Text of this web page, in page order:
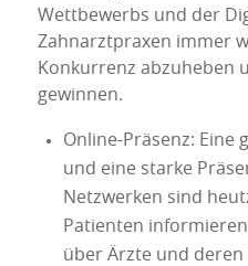
Wettbewerbs und der
Zahnarztpraxen immer
Konkurrenz abzuheben
gewinnen.
Online-Präsenz: Eine
und eine starke
Netzwerken sind
Patienten
über Ärzte und deren